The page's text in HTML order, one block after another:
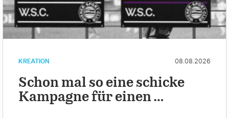
KREATION 08.08.2026
Schon mal so eine schicke
Kampagne für einen …